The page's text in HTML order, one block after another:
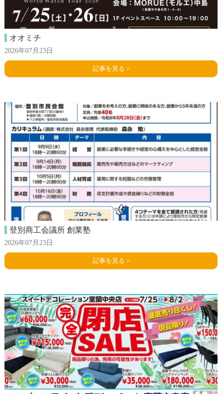
オオミチ
2026年07月23日
記事を見る >
登別商工会議所 創業塾
2026年07月23日
記事を見る >